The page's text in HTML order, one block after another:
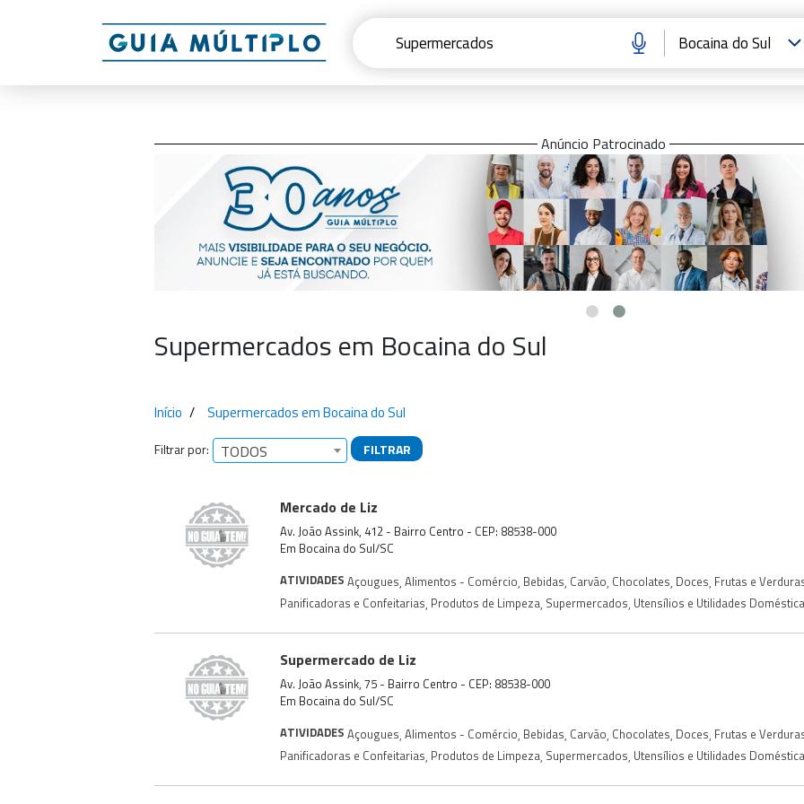
Anúncio Patrocinado
Supermercados em Bocaina do Sul
Início Supermercados em Bocaina do Sul
Filtrar por: TODOS FILTRAR
Mercado de Liz
Av. João Assink, 412 - Bairro Centro - CEP: 88538-000
Em Bocaina do Sul/SC
ATIVIDADES Açougues, Alimentos - Comércio, Bebidas, Carvão, Chocolates, Doces, Frutas e
Panificadoras e Confeitarias, Produtos de Limpeza, Supermercados, Utensílios e Utilidades
Supermercado de Liz
Av. João Assink, 75 - Bairro Centro - CEP: 88538-000
Em Bocaina do Sul/SC
ATIVIDADES Açougues, Alimentos - Comércio, Bebidas, Carvão, Chocolates, Doces, Frutas e
Panificadoras e Confeitarias, Produtos de Limpeza, Supermercados, Utensílios e Utilidades